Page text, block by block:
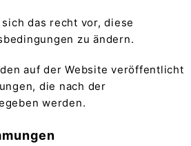
sich das recht vor, diese
zu ändern.
auf der Website veröffentlicht
die nach der
werden.